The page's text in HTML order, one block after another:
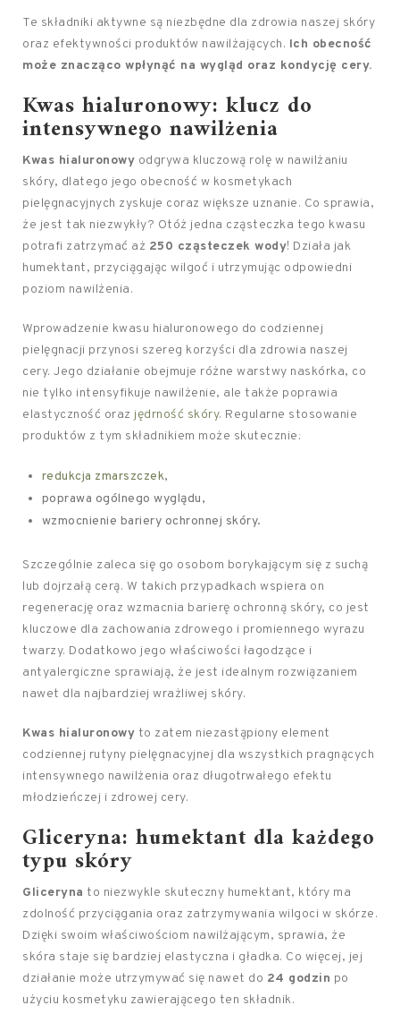
Te składniki aktywne są niezbędne dla zdrowia naszej skóry
oraz efektywności produktów nawilżających. Ich obecność
może znacząco wpłynąć na wygląd oraz kondycję cery.
Kwas hialuronowy: klucz do
intensywnego nawilżenia
Kwas hialuronowy odgrywa kluczową rolę w nawilżaniu
skóry, dlatego jego obecność w kosmetykach
pielęgnacyjnych zyskuje coraz większe uznanie. Co sprawia,
że jest tak niezwykły? Otóż jedna cząsteczka tego kwasu
potrafi zatrzymać aż 250 cząsteczek wody! Działa jak
humektant, przyciągając wilgoć i utrzymując odpowiedni
poziom nawilżenia.
Wprowadzenie kwasu hialuronowego do codziennej
pielęgnacji przynosi szereg korzyści dla zdrowia naszej
cery. Jego działanie obejmuje różne warstwy naskórka, co
nie tylko intensyfikuje nawilżenie, ale także poprawia
elastyczność oraz jędrność skóry. Regularne stosowanie
produktów z tym składnikiem może skutecznie:
redukcja zmarszczek,
poprawa ogólnego wyglądu,
wzmocnienie bariery ochronnej skóry.
Szczególnie zaleca się go osobom borykającym się z suchą
lub dojrzałą cerą. W takich przypadkach wspiera on
regenerację oraz wzmacnia barierę ochronną skóry, co jest
kluczowe dla zachowania zdrowego i promiennego wyrazu
twarzy. Dodatkowo jego właściwości łagodzące i
antyalergiczne sprawiają, że jest idealnym rozwiązaniem
nawet dla najbardziej wrażliwej skóry.
Kwas hialuronowy to zatem niezastąpiony element
codziennej rutyny pielęgnacyjnej dla wszystkich pragnących
intensywnego nawilżenia oraz długotrwałego efektu
młodzieńczej i zdrowej cery.
Gliceryna: humektant dla każdego
typu skóry
Gliceryna to niezwykle skuteczny humektant, który ma
zdolność przyciągania oraz zatrzymywania wilgoci w skórze.
Dzięki swoim właściwościom nawilżającym, sprawia, że
skóra staje się bardziej elastyczna i gładka. Co więcej, jej
działanie może utrzymywać się nawet do 24 godzin po
użyciu kosmetyku zawierającego ten składnik.